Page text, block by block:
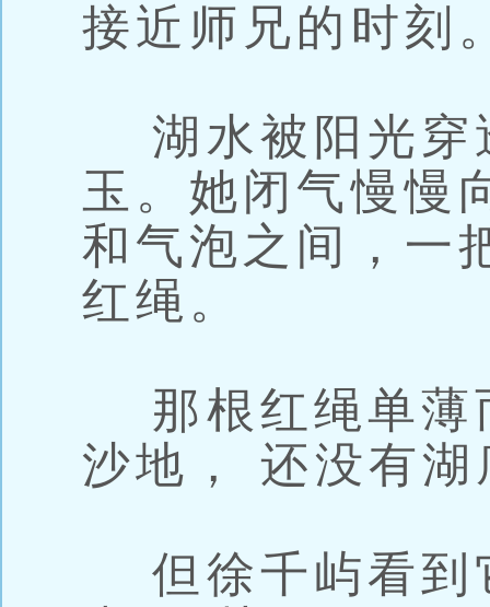
接近师兄的时刻
湖水被阳光穿
玉。她闭气慢慢
和气泡之间，一
红绳。
那根红绳单薄
沙地， 还没有
但徐千屿看到